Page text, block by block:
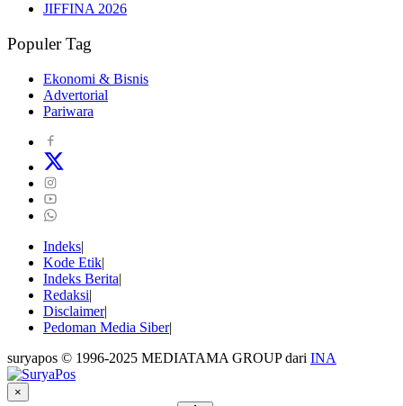
JIFFINA 2026
Populer Tag
Ekonomi & Bisnis
Advertorial
Pariwara
Indeks
Kode Etik
Indeks Berita
Redaksi
Disclaimer
Pedoman Media Siber
suryapos © 1996-2025 MEDIATAMA GROUP dari INA
×